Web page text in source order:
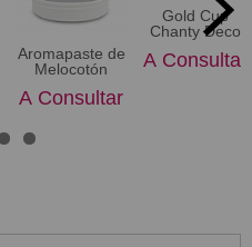
Aromapaste de
Melocotón
A Consultar
Gold Cup
Chanty Deco
A Consultar